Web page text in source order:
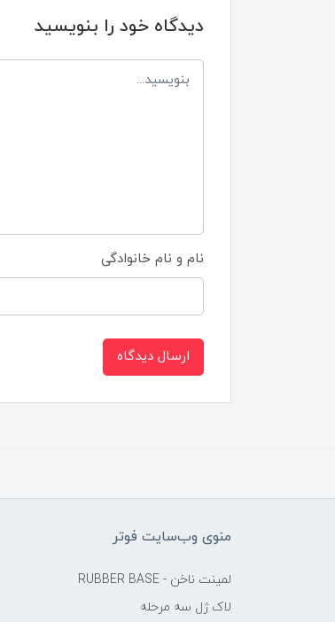
دیدگاه خود را بنویسید
نام و نام خانوادگی
ارسال دیدگاه
منوی وب‌سایت فوتر
لمینت ناخن - RUBBER BASE
لاک ژل سه مرحله